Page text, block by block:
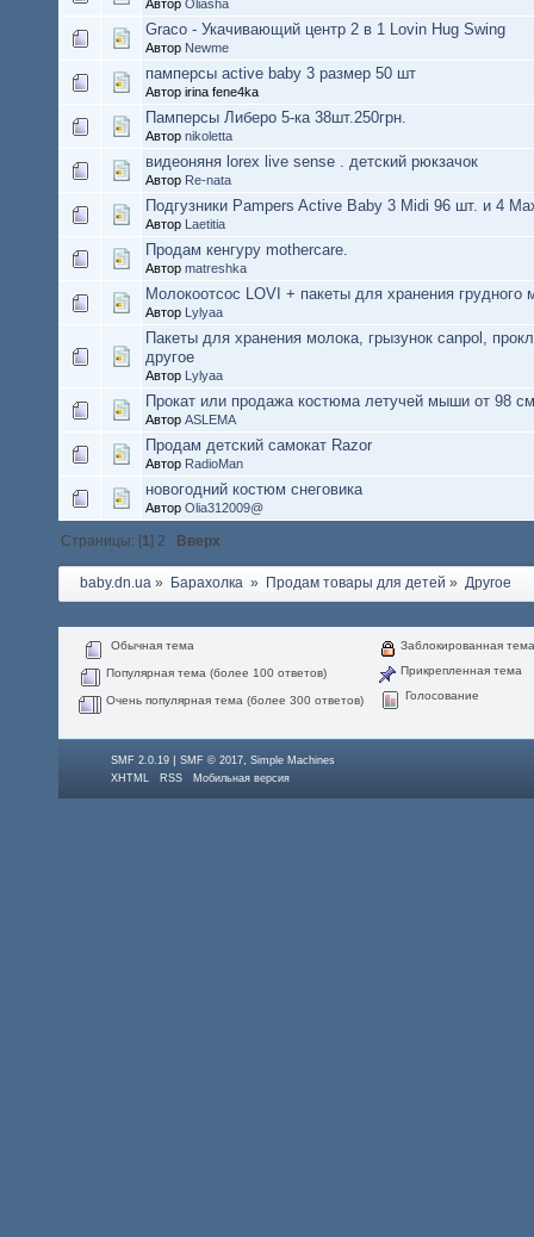
Автор Oliasha
Graco - Укачивающий центр 2 в 1 Lovin Hug Swing
Автор Newme
памперсы active baby 3 размер 50 шт
Автор irina fene4ka
Памперсы Либеро 5-ка 38шт.250грн.
Автор nikoletta
видеоняня lorex live sense . детский рюкзачок
Автор Re-nata
Подгузники Pampers Active Baby 3 Midi 96 шт. и 4
Автор Laetitia
Продам кенгуру mothercare.
Автор matreshka
Молокоотсос LOVI + пакеты для хранения грудного
Автор Lylyaa
Пакеты для хранения молока, грызунок canpol,
другое
Автор Lylyaa
Прокат или продажа костюма летучей мыши от 98
Автор ASLEMA
Продам детский самокат Razor
Автор RadioMan
новогодний костюм снеговика
Автор Olia312009@
Страницы: [1] 2 Вверх
baby.dn.ua» Барахолка » Продам товары для детей » Другое
Обычная тема
Популярная тема (более 100 ответов)
Очень популярная тема (более 300 ответов)
Заблокированная тема
Прикрепленная тема
Голосование
SMF 2.0.19 |SMF © 2017,Simple Machines
XHTML
RSS Мобильная версия